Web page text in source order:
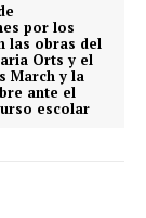
por los
las obras del
Orts y el
March y la
ante el
escolar